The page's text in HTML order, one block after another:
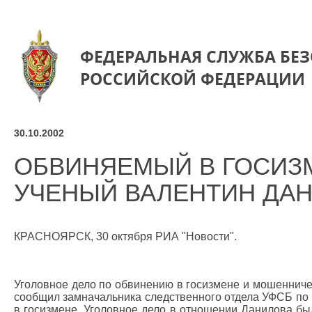
ФЕДЕРАЛЬНАЯ СЛУЖБА
РОССИЙСКОЙ ФЕДЕРАЦИИ
30.10.2002
ОБВИНЯЕМЫЙ В
УЧЕНЫЙ ВАЛЕНТИН
КРАСНОЯРСК, 30 октября РИА "Новости".
Уголовное дело по обвинению в госизмене и
сообщил замначальника следственного отдела УФСБ
в госизмене. Уголовное дело в отношении Данилова